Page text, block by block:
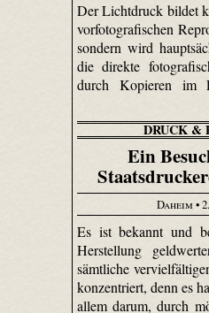
Der Lichtdruck bildet
vorfotografischen
sondern wird
die direkte
durch Kopieren im
DRUCK &
Ein
Daheim•
Es ist bekannt und
Herstellung
sämtliche
konzentriert, denn es
allem darum, durch